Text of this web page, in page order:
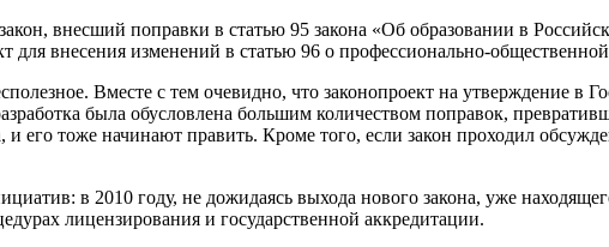
внесший поправки в статью 95 закона «Об образовании в
для внесения изменений в статью 96 о профессионально-­
Вместе с тем очевидно, что законопроект на утверждение
была обусловлена большим количеством поправок,
его тоже начинают править. Кроме того, если закон проходил
в 2010 году, не дожидаясь выхода нового закона, уже
лицензирования и государственной аккредитации.